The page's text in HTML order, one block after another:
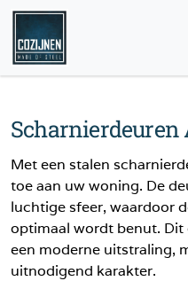
Scharnierdeuren
Met een stalen
toe aan uw woning. De
luchtige sfeer, waardoor
optimaal wordt benut.
een moderne uitstraling,
uitnodigend karakter.